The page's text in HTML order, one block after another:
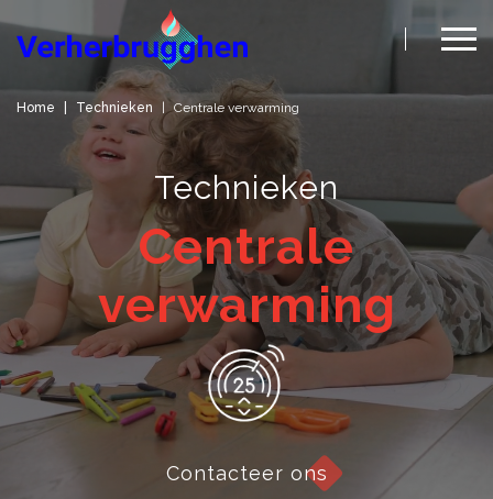
Technieken
Centrale
verwarming
Contacteer ons
Home Technieken Centrale verwarming